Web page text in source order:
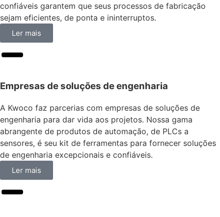
confiáveis garantem que seus processos de fabricação
sejam eficientes, de ponta e ininterruptos.
Ler mais
Empresas de soluções de engenharia
A Kwoco faz parcerias com empresas de soluções de
engenharia para dar vida aos projetos. Nossa gama
abrangente de produtos de automação, de PLCs a
sensores, é seu kit de ferramentas para fornecer soluções
de engenharia excepcionais e confiáveis.
Ler mais